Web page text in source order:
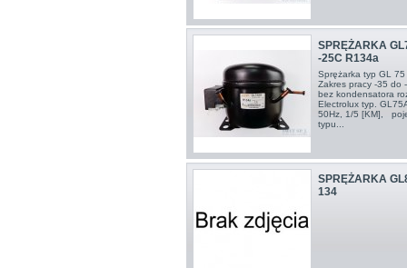
SPRĘŻARKA
-25C R134a
Sprężarka typ GL
Zakres pracy -35 do
bez kondensatora
Electrolux typ.
50Hz, 1/5 [KM],
typu...
SPRĘŻARKA
134